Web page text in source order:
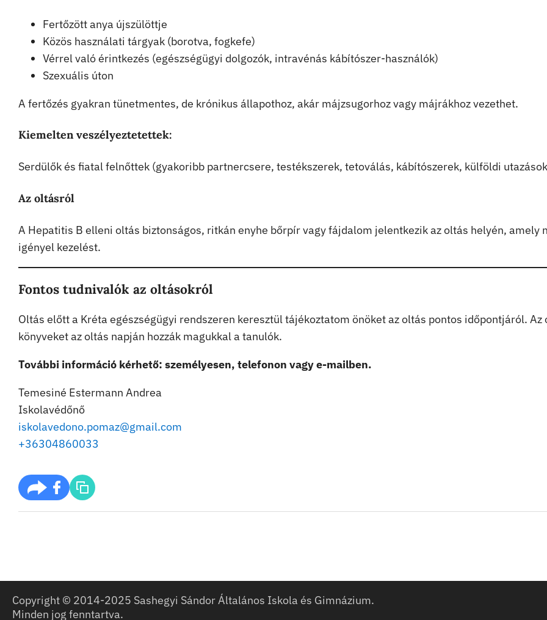
Fertőzött anya újszülöttje
Közös használati tárgyak (borotva, fogkefe)
Vérrel való érintkezés (egészségügyi dolgozók, intravénás kábítószer-használók)
Szexuális úton
A fertőzés gyakran tünetmentes, de krónikus állapothoz, akár májzsugorhoz vagy májrákhoz vezethet.
Kiemelten veszélyeztetettek:
Serdülők és fiatal felnőttek (gyakoribb partnercsere, testékszerek, tetoválás, kábítószerek, külföldi
Az oltásról
A Hepatitis B elleni oltás biztonságos, ritkán enyhe bőrpír vagy fájdalom jelentkezik az oltás helyén, amely
igényel kezelést.
Fontos tudnivalók az oltásokról
Oltás előtt a Kréta egészségügyi rendszeren keresztül tájékoztatom önöket az oltás pontos időpontjáról. Az
könyveket az oltás napján hozzák magukkal a tanulók.
További információ kérhető: személyesen, telefonon vagy e-mailben.
Temesiné Estermann Andrea
Iskolavédőnő
iskolavedono.pomaz@gmail.com
+36304860033
Copyright © 2014-2025 Sashegyi Sándor Általános Iskola és Gimnázium.
Minden jog fenntartva.